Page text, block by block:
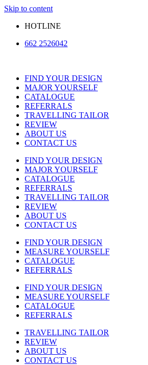
Skip to content
HOTLINE
662 2526042
FIND YOUR DESIGN
MAJOR YOURSELF
CATALOGUE
REFERRALS
TRAVELLING TAILOR
REVIEW
ABOUT US
CONTACT US
FIND YOUR DESIGN
MAJOR YOURSELF
CATALOGUE
REFERRALS
TRAVELLING TAILOR
REVIEW
ABOUT US
CONTACT US
FIND YOUR DESIGN
MEASURE YOURSELF
CATALOGUE
REFERRALS
FIND YOUR DESIGN
MEASURE YOURSELF
CATALOGUE
REFERRALS
TRAVELLING TAILOR
REVIEW
ABOUT US
CONTACT US